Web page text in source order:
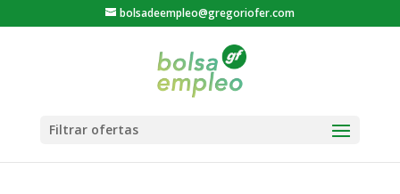
bolsadeempleo@gregoriofer.com